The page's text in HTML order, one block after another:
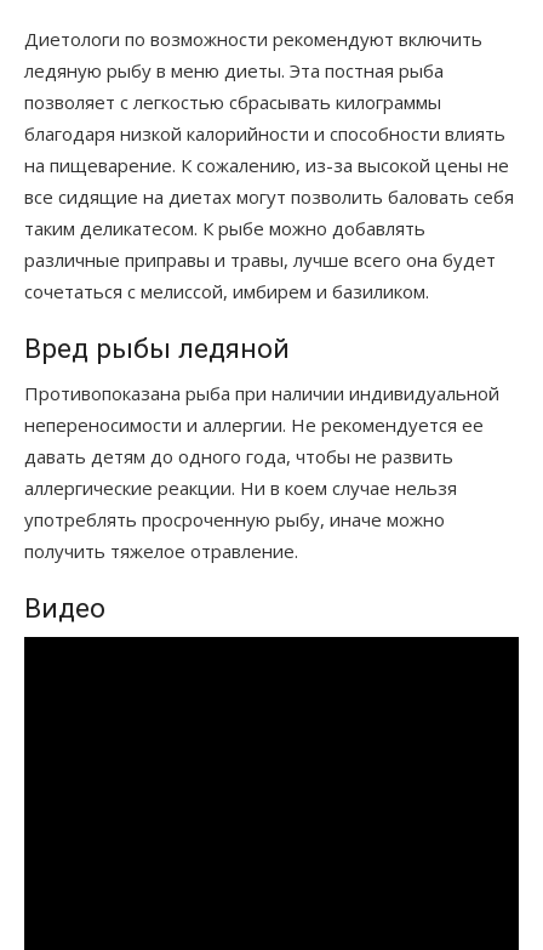
Диетологи по возможности рекомендуют включить
ледяную рыбу в меню диеты. Эта постная рыба
позволяет с легкостью сбрасывать килограммы
благодаря низкой калорийности и способности влиять
на пищеварение. К сожалению, из-за высокой цены не
все сидящие на диетах могут позволить баловать себя
таким деликатесом. К рыбе можно добавлять
различные приправы и травы, лучше всего она будет
сочетаться с мелиссой, имбирем и базиликом.
Вред рыбы ледяной
Противопоказана рыба при наличии индивидуальной
непереносимости и аллергии. Не рекомендуется ее
давать детям до одного года, чтобы не развить
аллергические реакции. Ни в коем случае нельзя
употреблять просроченную рыбу, иначе можно
получить тяжелое отравление.
Видео